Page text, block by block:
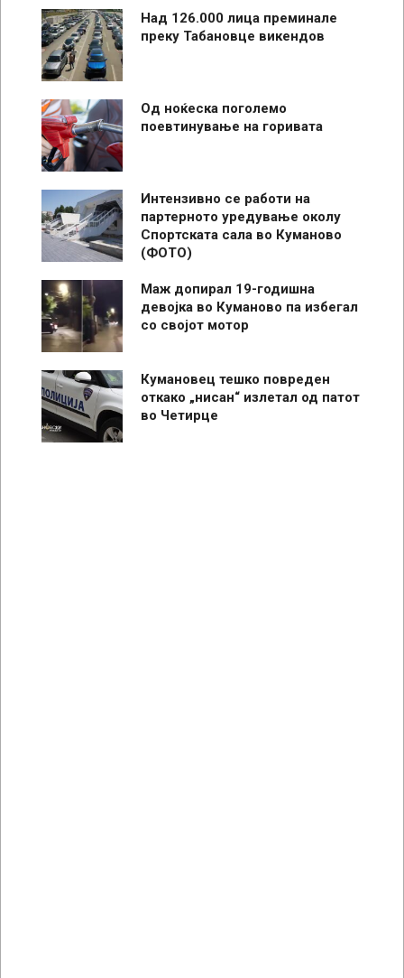
Над 126.000 лица преминале
преку Табановце викендов
Од ноќеска поголемо
поевтинување на горивата
Интензивно се работи на
партерното уредување околу
Спортската сала во Куманово
(ФОТО)
Маж допирал 19-годишна
девојка во Куманово па избегал
со својот мотор
Кумановец тешко повреден
откако „нисан“ излетал од патот
во Четирце